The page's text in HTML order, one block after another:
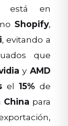
en
Shopify,
, evitando a
que
y AMD
el15% de
China para